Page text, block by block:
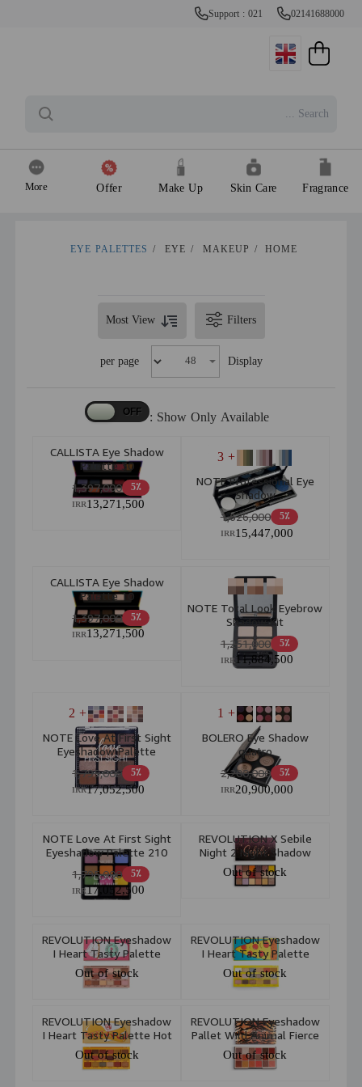
Support : 021 02141688000
Fragrance
Skin Care
Make Up
Offer
More
HOME
/
MAKEUP
/
EYE
/
EYE PALETTES
Filters
Most View
Display
per page
Show Only Available :
CALLISTA Eye Shadow
Palette 30
5٪ 1,397,000
13,271,500
IRR
+ 3
NOTE Professional Eye
Shadow
5٪ 1,626,000
15,447,000
IRR
CALLISTA Eye Shadow
Palette 10
5٪ 1,397,000
13,271,500
IRR
NOTE Total Look Eyebrow
Shadow Kit
5٪ 1,251,000
11,884,500
IRR
+ 2
NOTE Love At First Sight
Eyeshadow Palette
5٪ 1,795,000
17,052,500
IRR
+ 1
BOLERO Eye Shadow
quatro
5٪ 2,200,000
20,900,000
IRR
NOTE Love At First Sight
Eyeshadow Palette 210
5٪ 1,795,000
17,052,500
IRR
REVOLUTION X Sebile
Night 2 Night Shadow
Palette
Out of stock
REVOLUTION Eyeshadow
I Heart Tasty Palette
Coffee
Out of stock
REVOLUTION Eyeshadow
I Heart Tasty Palette
Pizza
Out of stock
REVOLUTION Eyeshadow
I Heart Tasty Palette Hot
Dog
Out of stock
REVOLUTION Eyeshadow
Pallet Wild Animal Fierce
Out of stock